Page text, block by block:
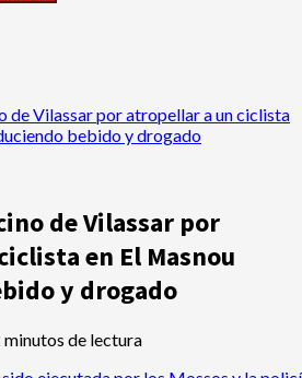
de Vilassar por atropellar a un ciclista
bebido y drogado
de Vilassar por
en El Masnou
y drogado
minutos de lectura